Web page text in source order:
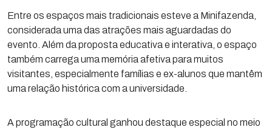
Entre os espaços mais tradicionais esteve a Minifazenda,
considerada uma das atrações mais aguardadas do
evento. Além da proposta educativa e interativa, o espaço
também carrega uma memória afetiva para muitos
visitantes, especialmente famílias e ex-alunos que mantêm
uma relação histórica com a universidade.
A programação cultural ganhou destaque especial no meio